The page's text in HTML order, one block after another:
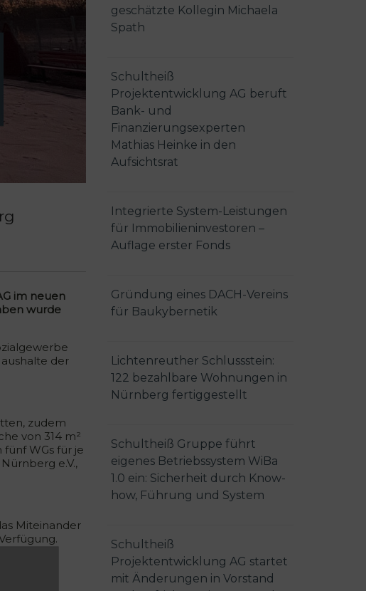
im neuen
wurde
der
zudem
von 314 m²
WGs für je
e.V.,
Miteinander
geschätzte Kollegin Michaela
Spath
Schultheiß
Projektentwicklung AG beruft
Bank- und
Finanzierungsexperten
Mathias Heinke in den
Aufsichtsrat
Integrierte System-Leistungen
für Immobilieninvestoren –
Auflage erster Fonds
Gründung eines DACH-Vereins
für Baukybernetik
Lichtenreuther Schlussstein:
122 bezahlbare Wohnungen in
Nürnberg fertiggestellt
Schultheiß Gruppe führt
eigenes Betriebssystem WiBa
1.0 ein: Sicherheit durch Know-
how, Führung und System
Schultheiß
Projektentwicklung AG startet
mit Änderungen in Vorstand